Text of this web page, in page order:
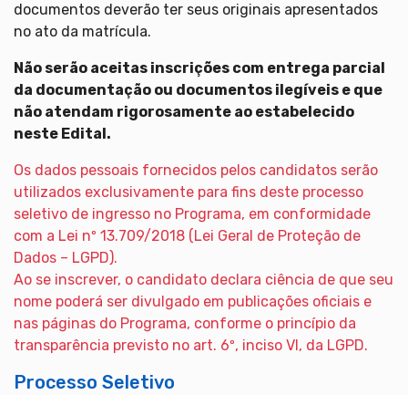
documentos deverão ter seus originais apresentados
no ato da matrícula.
Não serão aceitas inscrições com entrega parcial
da documentação ou documentos ilegíveis e que
não atendam rigorosamente ao estabelecido
neste Edital.
Os dados pessoais fornecidos pelos candidatos serão
utilizados exclusivamente para fins deste processo
seletivo de ingresso no Programa, em conformidade
com a Lei nº 13.709/2018 (Lei Geral de Proteção de
Dados – LGPD).
Ao se inscrever, o candidato declara ciência de que seu
nome poderá ser divulgado em publicações oficiais e
nas páginas do Programa, conforme o princípio da
transparência previsto no art. 6º, inciso VI, da LGPD.
Processo Seletivo